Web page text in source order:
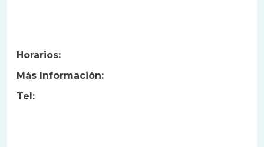
Horarios:
Más Información:
Tel: